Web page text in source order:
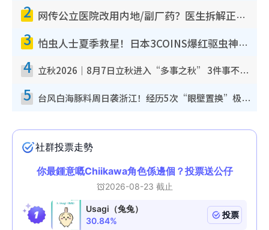
2 网传公立医院改用内地/副厂药？医生拆解正副厂分别，揭4类人换药随时出事
3 怕虫人士夏季救星！日本3COINS爆红驱虫神器$45起 1招“全程免触碰”轻松搞定小强
4 立秋2026｜8月7日立秋进入“多事之秋” 3件事不可做！专家教6招开运 清杂物／钱包纳气接好运
5 台风白海豚料周日袭浙江！经历5次“眼壁置换”极罕见 成登陆内地最长途台风